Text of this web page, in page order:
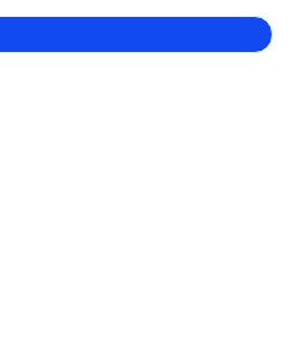
l'obligation de respect des